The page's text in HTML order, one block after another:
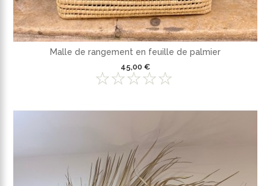
Malle de rangement en feuille de palmier
45,00 €